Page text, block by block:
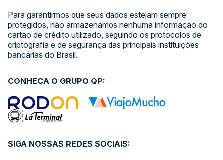
Para garantirmos que seus dados estejam sempre
protegidos, não armazenamos nenhuma informação do
cartão de crédito utilizado, seguindo os protocolos de
criptografia e de segurança das principais instituições
bancárias do Brasil.
SIGA NOSSAS REDES SOCIAIS:
CONHEÇA O GRUPO QP: